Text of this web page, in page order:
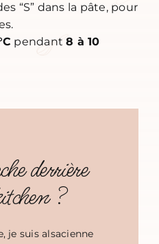
“S” dans la pâte, pour
pendant8 à 10
derrière
?
je suis alsacienne